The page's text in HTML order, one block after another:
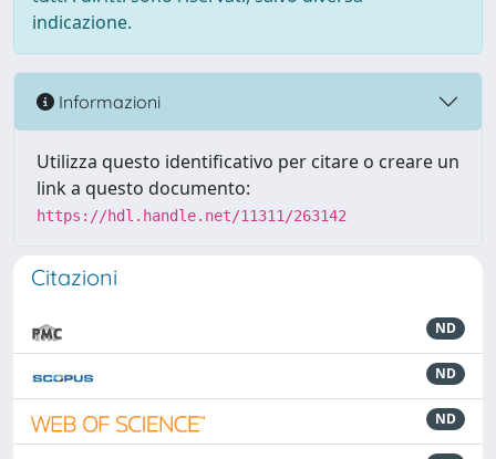
indicazione.
Informazioni
Utilizza questo identificativo per citare o creare un
link a questo documento:
https://hdl.handle.net/11311/263142
Citazioni
ND
ND
ND